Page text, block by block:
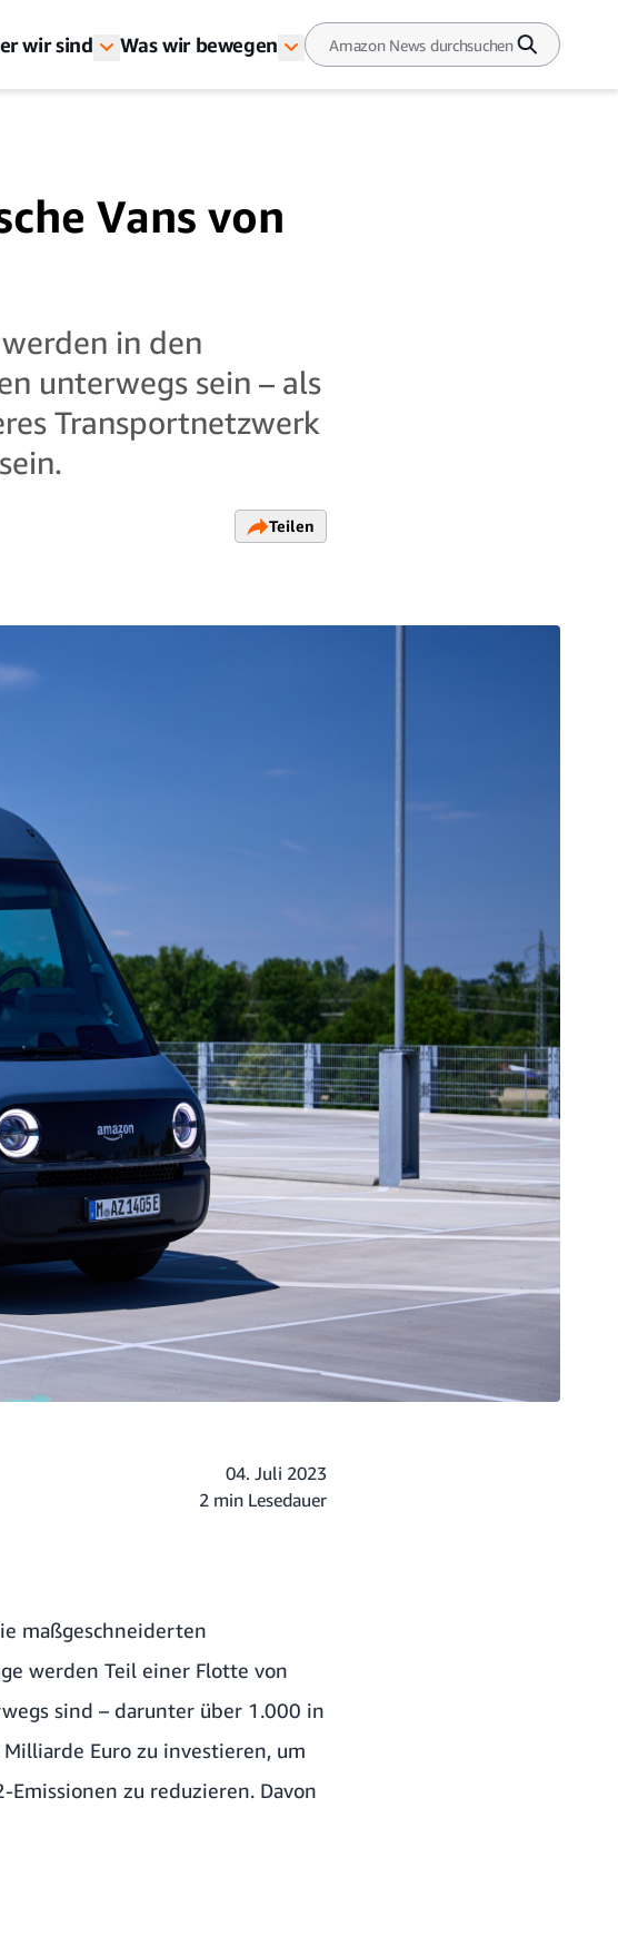
wir sind Was wir bewegen
Vans von
in den
unterwegs sein – als
Transportnetzwerk
Teilen
04. Juli 2023
2 min Lesedauer
maßgeschneiderten
werden Teil einer Flotte von
sind – darunter über 1.000 in
Euro zu investieren, um
zu reduzieren. Davon